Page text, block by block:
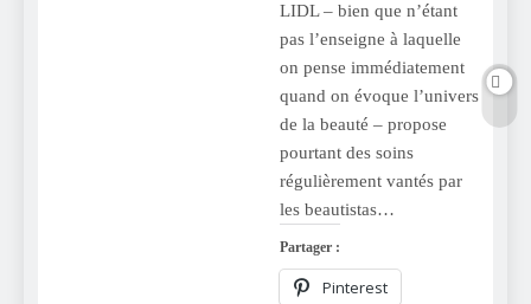
LIDL – bien que n’étant
pas l’enseigne à laquelle
on pense immédiatement
quand on évoque l’univers
de la beauté – propose
pourtant des soins
régulièrement vantés par
les beautistas…
Partager :
Pinterest